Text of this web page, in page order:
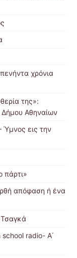
χρόνια
της»:
Δήμου Αθηναίων
Ύμνος εις την
πάρτι»
απόφαση ή ένα
radio- Α΄